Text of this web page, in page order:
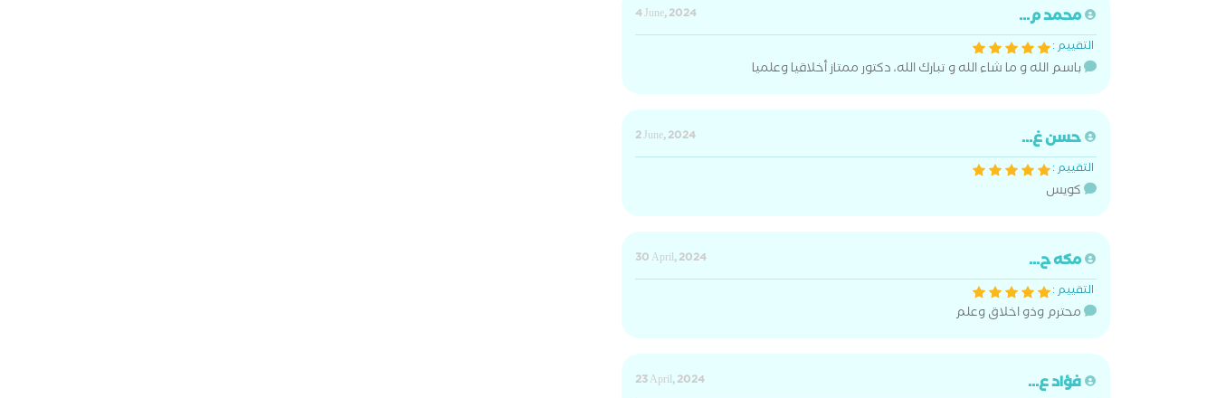
محمد م...
4 June, 2024
التقييم :
باسم الله و ما شاء الله و تبارك الله، دكتور ممتاز أخلاقيا وعلميا
حسن غ...
2 June, 2024
التقييم :
كويس
مكه ح...
30 April, 2024
التقييم :
محترم وذو اخلاق وعلم
فؤاد ع...
23 April, 2024